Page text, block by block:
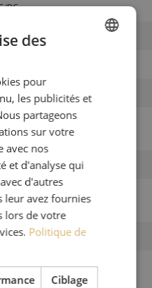
PC
optique duplex SM, LC/PC-
19m
des
pour
les publicités et
partageons
sur votre
avec nos
et d'analyse qui
d'autres
leur avez fournies
lors de votre
Politique de
Ciblage